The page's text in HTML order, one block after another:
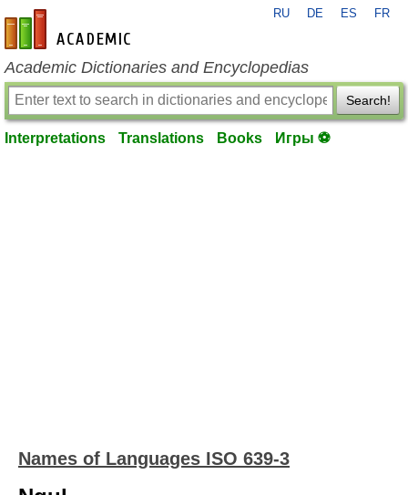
en-academic.com
RU DE ES FR
Academic Dictionaries and Encyclopedias
Search!
Interpretations Translations Books Игры ⚽
Names of Languages ISO 639-3